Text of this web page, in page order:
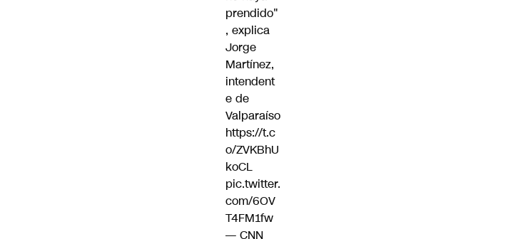
prendido"
, explica
Jorge
Martínez,
intendent
e de
Valparaíso
https://t.c
o/ZVKBhU
koCL
pic.twitter.
com/6OV
T4FM1fw
— CNN